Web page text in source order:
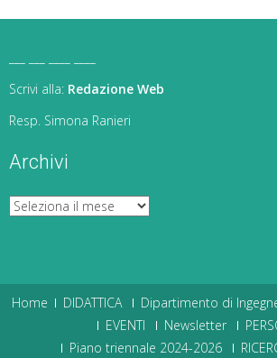
Scrivi alla: Redazione Web
Resp. Simona Ranieri
Archivi
Archivi
Home DIDATTICA
Dipartimento di
EVENTI
Newsletter
Piano triennale 2024-2026